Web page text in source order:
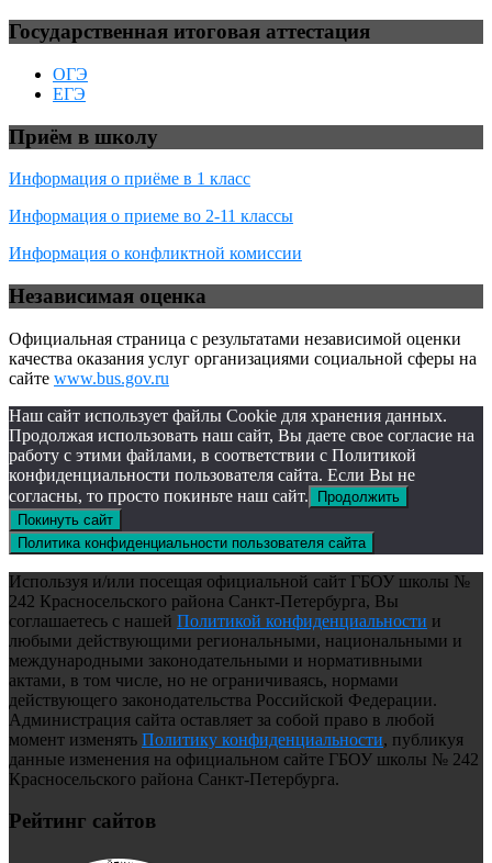
Государственная итоговая аттестация
ОГЭ
ЕГЭ
Приём в школу
Информация о приёме в 1 класс
Информация о приеме во 2-11 классы
Информация о конфликтной комиссии
Независимая оценка
Официальная страница с результатами независимой оценки
качества оказания услуг организациями социальной сферы на
сайте www.bus.gov.ru
Наш сайт использует файлы Cookie для хранения данных.
Продолжая использовать наш сайт, Вы даете свое согласие на
работу с этими файлами, в соответствии с Политикой
конфиденциальности пользователя сайта. Если Вы не
согласны, то просто покиньте наш сайт.
Продолжить
Покинуть сайт
Политика конфиденциальности пользователя сайта
Используя и/или посещая официальной сайт ГБОУ школы №
242 Красносельского района Санкт-Петербурга, Вы
соглашаетесь с нашей Политикой конфиденциальности и
любыми действующими региональными, национальными и
международными законодательными и нормативными
актами, в том числе, но не ограничиваясь, нормами
действующего законодательства Российской Федерации.
Администрация сайта оставляет за собой право в любой
момент изменять Политику конфиденциальности, публикуя
данные изменения на официальном сайте ГБОУ школы № 242
Красносельского района Санкт-Петербурга.
Рейтинг сайтов